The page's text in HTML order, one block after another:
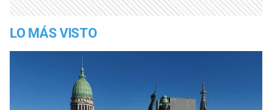
LO MÁS VISTO